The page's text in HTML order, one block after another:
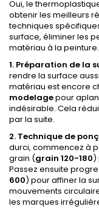
Oui, le
obtenir les meilleurs
techniques
surface, éliminer les
matériau à la
1. Préparation de la
rendre la surface
matériau est encore
modelagepour
indésirable. Cela
par la suite.
2. Technique de
durci, commencez à
grain (grain 120-180)
Passez ensuite
600) pour affiner la
mouvements
les marques